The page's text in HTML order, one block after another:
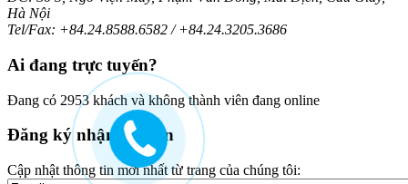
Hà Nội
Tel/Fax: +84.24.8588.6582 / +84.24.3205.3686
Ai đang trực tuyến?
Đang có 2953 khách và không thành viên đang online
Đăng ký nhận bản tin
Cập nhật thông tin mới nhất từ trang của chúng tôi: